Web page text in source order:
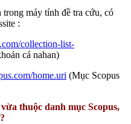
máy tính đề tra cứu, có
:
collection-list-
cá nahan)
home.uri (Mục Scopus
thuộc danh mục Scopus,